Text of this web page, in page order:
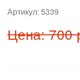
Артикул: 5339
Цена: 700